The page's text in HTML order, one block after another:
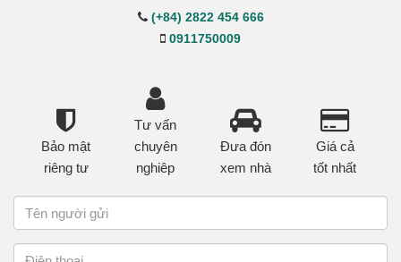
(+84) 2822 454 666
0911750009
Bảo mật
riêng tư
Tư vấn
chuyên
nghiêp
Đưa đón
xem nhà
Giá cả
tốt nhất